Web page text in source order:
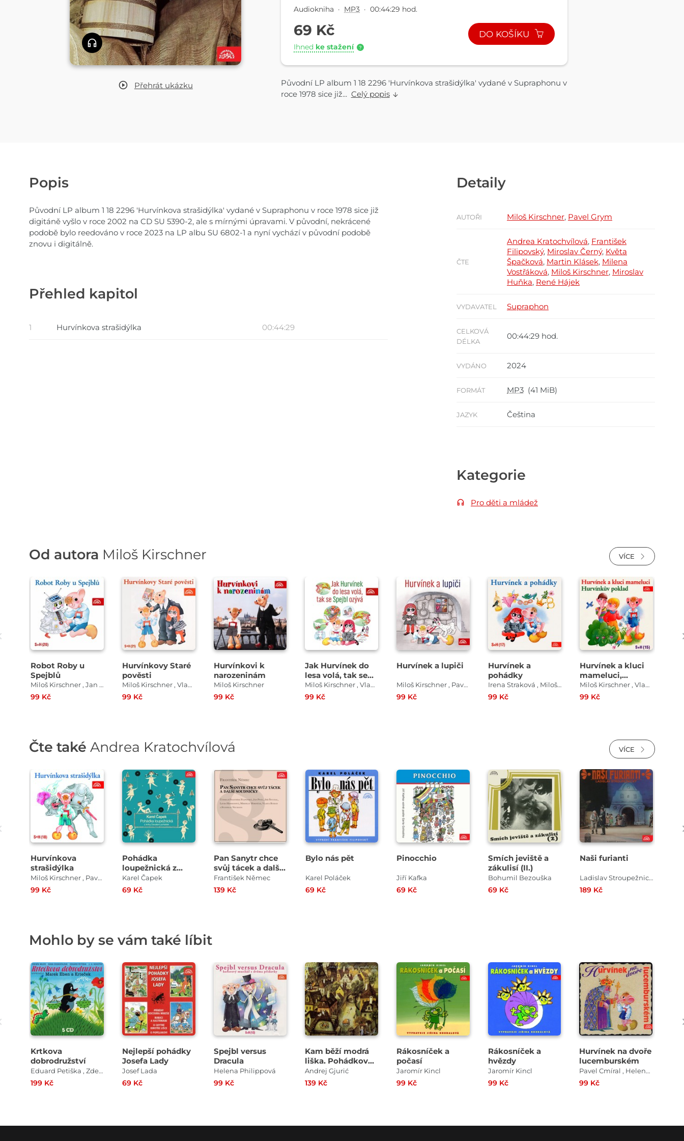
Přehrát ukázku
Audiokniha · MP3 · 00:44:29 hod.
69 Kč
Ihned ke stažení ?
DO KOŠÍKU
Původní LP album 1 18 2296 'Hurvínkova strašidýlka' vydané v Supraphonu v
roce 1978 sice již... Celý popis
Popis
Původní LP album 1 18 2296 'Hurvínkova strašidýlka' vydané v Supraphonu v roce 1978 sice již
digitáně vyšlo v roce 2002 na CD SU 5390-2, ale s mírnými úpravami. V původní, nekrácené
podobě bylo reedováno v roce 2023 na LP albu SU 6802-1 a nyní vychází v původní podobě
znovu i digitálně.
Přehled kapitol
1 Hurvínkova strašidýlka 00:44:29
Detaily
AUTOŘI Miloš Kirschner, Pavel Grym
ČTE
Andrea Kratochvílová, František
Filipovský, Miroslav Černý, Květa
Špačková, Martin Klásek, Milena
Vostřáková, Miloš Kirschner, Miroslav
Huňka, René Hájek
VYDAVATEL Supraphon
CELKOVÁ
DÉLKA
00:44:29 hod.
VYDÁNO 2024
FORMÁT MP3 (41 MiB)
JAZYK Čeština
Kategorie
Pro děti a mládež
Od autora Miloš Kirschner VÍCE
Robot Roby u
Spejblů
Miloš Kirschner , Jan Fuchs
99 Kč
Přehrát
ukázku
Hurvínkovy Staré
pověsti
Miloš Kirschner , Vladimír Straka
99 Kč
Přehrát
ukázku
Hurvínkovi k
narozeninám
Miloš Kirschner
99 Kč
Přehrát
Jak Hurvínek do
lesa volá, tak se
Spejbl ozývá
Miloš Kirschner , Vladimír Straka
99 Kč
Přehrát
ukázku
Hurvínek a lupiči
Miloš Kirschner , Pavel Grym
99 Kč
Přehrát
ukázku
Hurvínek a
pohádky
Irena Straková , Miloš Kirschner , Vladimír Straka
99 Kč
Přehrát
ukázku
Hurvínek a kluci
mameluci,
Hurvínkův poklad
Miloš Kirschner , Vladimír Straka
99 Kč
Přehrát
ukázku
Čte také Andrea Kratochvílová VÍCE
Hurvínkova
strašidýlka
Miloš Kirschner , Pavel Grym
99 Kč
Přehrát
ukázku
Pohádka
loupežnická z
knihy Devatero
pohádek
Karel Čapek
69 Kč
Přehrát
ukázku
Pan Sanytr chce
svůj tácek a další
soudničky
František Němec
139 Kč
Přehrát
ukázku
Bylo nás pět
Karel Poláček
69 Kč
Přehrát
ukázku
Pinocchio
Jiří Kafka
69 Kč
Přehrát
ukázku
Smích jeviště a
zákulisí (II.)
Bohumil Bezouška
69 Kč
Přehrát
ukázku
Naši furianti
Ladislav Stroupežnický
189 Kč
Mohlo by se vám také líbit
Krtkova
dobrodružství
Eduard Petiška , Zdeněk Miler
199 Kč
Přehrát
ukázku
Nejlepší pohádky
Josefa Lady
Josef Lada
69 Kč
Přehrát
ukázku
Spejbl versus
Dracula
Helena Philippová
99 Kč
Přehrát
ukázku
Kam běží modrá
liška. Pohádkové
vyprávění z Malé
Strany
Andrej Gjurić
139 Kč
Přehrát
ukázku
Rákosníček a
počasí
Jaromír Kincl
99 Kč
Přehrát
ukázku
Rákosníček a
hvězdy
Jaromír Kincl
99 Kč
Přehrát
ukázku
Hurvínek na dvoře
lucemburském
Pavel Cmíral , Helena Stachová
99 Kč
Přehrát
ukázku